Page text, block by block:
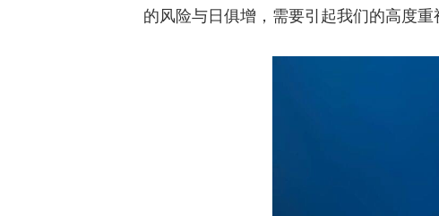
的风险与日俱增，需要引起我们的高度重